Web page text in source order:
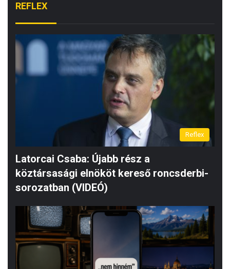
REFLEX
Reflex
Latorcai Csaba: Újabb rész a
köztársasági elnököt kereső roncsderbi-
sorozatban (VIDEÓ)